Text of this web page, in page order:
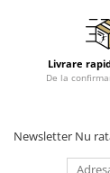
Livrare
De la
Newsletter Nu